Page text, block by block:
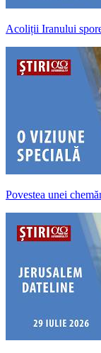
Acoliții Iranului
Povestea unei